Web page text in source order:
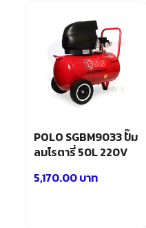
POLO SGBM9033 ปั๊ม
ลมโรตารี่ 50L 220V
5,170.00บาท